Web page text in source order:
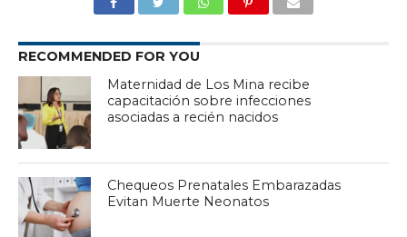
RECOMMENDED FOR YOU
Maternidad de Los Mina recibe
capacitación sobre infecciones
asociadas a recién nacidos
Chequeos Prenatales Embarazadas
Evitan Muerte Neonatos